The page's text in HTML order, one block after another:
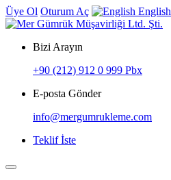
Üye Ol Oturum Aç English
Bizi Arayın
+90 (212) 912 0 999 Pbx
E-posta Gönder
info@mergumrukleme.com
Teklif İste